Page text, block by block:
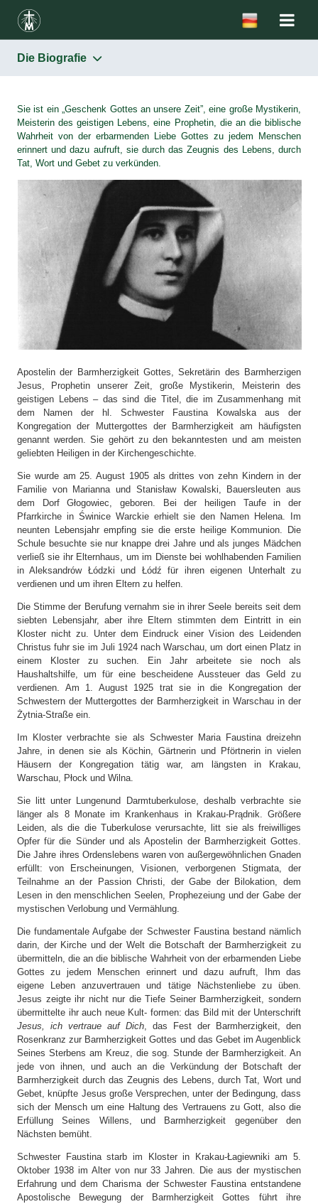
Die Biografie
Chronologische Daten
Sie ist ein „Geschenk Gottes an unsere Zeit”, eine große Mystikerin,
Meisterin des geistigen Lebens, eine Prophetin, die an die biblische
Wahrheit von der erbarmenden Liebe Gottes zu jedem Menschen
erinnert und dazu aufruft, sie durch das Zeugnis des Lebens, durch
Tat, Wort und Gebet zu verkünden.
Apostelin der Barmherzigkeit Gottes, Sekretärin des Barmherzigen
Jesus, Prophetin unserer Zeit, große Mystikerin, Meisterin des
geistigen Lebens – das sind die Titel, die im Zusammenhang mit
dem Namen der hl. Schwester Faustina Kowalska aus der
Kongregation der Muttergottes der Barmherzigkeit am häufigsten
genannt werden. Sie gehört zu den bekanntesten und am meisten
geliebten Heiligen in der Kirchengeschichte.
Sie wurde am 25. August 1905 als drittes von zehn Kindern in der
Familie von Marianna und Stanisław Kowalski, Bauersleuten aus
dem Dorf Głogowiec, geboren. Bei der heiligen Taufe in der
Pfarrkirche in Świnice Warckie erhielt sie den Namen Helena. Im
neunten Lebensjahr empfing sie die erste heilige Kommunion. Die
Schule besuchte sie nur knappe drei Jahre und als junges Mädchen
verließ sie ihr Elternhaus, um im Dienste bei wohlhabenden Familien
in Aleksandrów Łódzki und Łódź für ihren eigenen Unterhalt zu
verdienen und um ihren Eltern zu helfen.
Die Stimme der Berufung vernahm sie in ihrer Seele bereits seit dem
siebten Lebensjahr, aber ihre Eltern stimmten dem Eintritt in ein
Kloster nicht zu. Unter dem Eindruck einer Vision des Leidenden
Christus fuhr sie im Juli 1924 nach Warschau, um dort einen Platz in
einem Kloster zu suchen. Ein Jahr arbeitete sie noch als
Haushaltshilfe, um für eine bescheidene Aussteuer das Geld zu
verdienen. Am 1. August 1925 trat sie in die Kongregation der
Schwestern der Muttergottes der Barmherzigkeit in Warschau in der
Żytnia-Straße ein.
Im Kloster verbrachte sie als Schwester Maria Faustina dreizehn
Jahre, in denen sie als Köchin, Gärtnerin und Pförtnerin in vielen
Häusern der Kongregation tätig war, am längsten in Krakau,
Warschau, Płock und Wilna.
Sie litt unter Lungenund Darmtuberkulose, deshalb verbrachte sie
länger als 8 Monate im Krankenhaus in Krakau-Prądnik. Größere
Leiden, als die die Tuberkulose verursachte, litt sie als freiwilliges
Opfer für die Sünder und als Apostelin der Barmherzigkeit Gottes.
Die Jahre ihres Ordenslebens waren von außergewöhnlichen Gnaden
erfüllt: von Erscheinungen, Visionen, verborgenen Stigmata, der
Teilnahme an der Passion Christi, der Gabe der Bilokation, dem
Lesen in den menschlichen Seelen, Prophezeiung und der Gabe der
mystischen Verlobung und Vermählung.
Die fundamentale Aufgabe der Schwester Faustina bestand nämlich
darin, der Kirche und der Welt die Botschaft der Barmherzigkeit zu
übermitteln, die an die biblische Wahrheit von der erbarmenden Liebe
Gottes zu jedem Menschen erinnert und dazu aufruft, Ihm das
eigene Leben anzuvertrauen und tätige Nächstenliebe zu üben.
Jesus zeigte ihr nicht nur die Tiefe Seiner Barmherzigkeit, sondern
übermittelte ihr auch neue Kult- formen: das Bild mit der Unterschrift
Jesus, ich vertraue auf Dich , das Fest der Barmherzigkeit, den
Rosenkranz zur Barmherzigkeit Gottes und das Gebet im Augenblick
Seines Sterbens am Kreuz, die sog. Stunde der Barmherzigkeit. An
jede von ihnen, und auch an die Verkündung der Botschaft der
Barmherzigkeit durch das Zeugnis des Lebens, durch Tat, Wort und
Gebet, knüpfte Jesus große Versprechen, unter der Bedingung, dass
sich der Mensch um eine Haltung des Vertrauens zu Gott, also die
Erfüllung Seines Willens, und Barmherzigkeit gegenüber den
Nächsten bemüht.
Schwester Faustina starb im Kloster in Krakau-Łagiewniki am 5.
Oktober 1938 im Alter von nur 33 Jahren. Die aus der mystischen
Erfahrung und dem Charisma der Schwester Faustina entstandene
Apostolische Bewegung der Barmherzigkeit Gottes führt ihre